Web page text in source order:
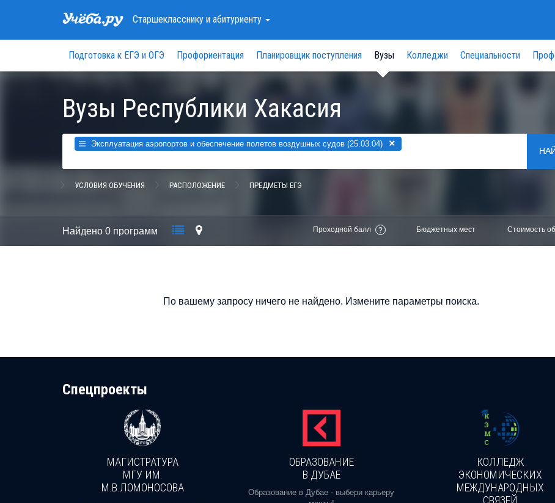
Старшеклассникуи абитуриенту
Подготовка к ЕГЭ и ОГЭ Профориентация Планировщик поступления Вузы Колледжи Специальности
Вузы Республики Хакасия
Эксплуатация аэропортов и обеспечение полетов воздушных судов (25.03.04) ×
УСЛОВИЯ ОБУЧЕНИЯ РАСПОЛОЖЕНИЕ ПРЕДМЕТЫ ЕГЭ
Найдено 0 программ Проходной балл ? Бюджетных мест Стоимость
По вашему запросу ничего не найдено. Измените параметры поиска.
Cпецпроекты
МАГИСТРАТУРА
МГУ ИМ.
М.В.ЛОМОНОСОВА
ОБРАЗОВАНИЕ
В ДУБАЕ
Образование в Дубае - выбери карьеру
КОЛЛЕДЖ
ЭКОНОМИЧЕСКИХ
МЕЖДУНАРОДНЫХ
СВЯЗЕЙ